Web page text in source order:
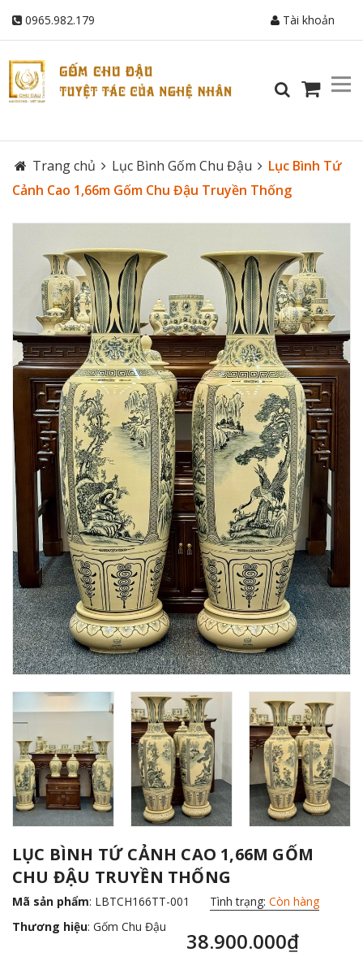
0965.982.179 Tài khoản
Trang chủ Lục Bình Gốm Chu Đậu
Lục Bình Tứ
Cảnh Cao 1,66m Gốm Chu Đậu Truyền Thống
LỤC BÌNH TỨ CẢNH CAO 1,66M GỐM
CHU ĐẬU TRUYỀN THỐNG
Mã sản phẩm: LBTCH166TT-001
Thương hiệu: Gốm Chu Đậu
Tình trạng: Còn hàng
38.900.000₫